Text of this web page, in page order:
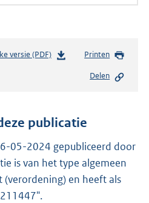
versie (PDF)b
n
s
r
o
Printen
Delen
publicatie
05-2024 gepubliceerd door
is van het type algemeen
en heeft als